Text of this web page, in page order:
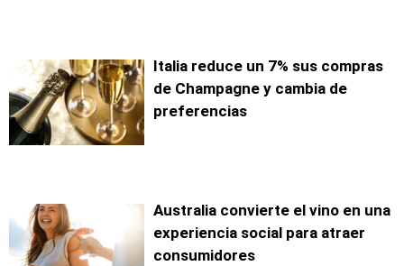
Italia reduce un 7% sus compras
de Champagne y cambia de
preferencias
Australia convierte el vino en una
experiencia social para atraer
consumidores